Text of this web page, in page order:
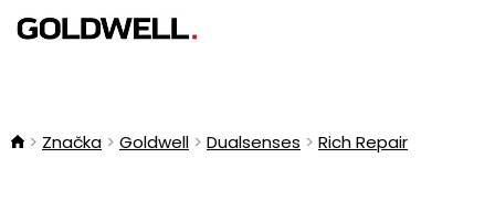
Značka Goldwell Dualsenses Rich Repair